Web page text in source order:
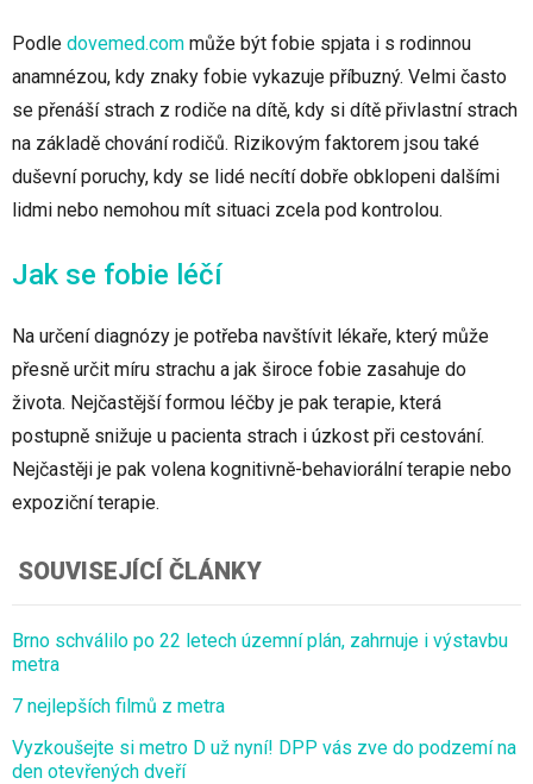
Podle dovemed.com může být fobie spjata i s rodinnou
anamnézou, kdy znaky fobie vykazuje příbuzný. Velmi často
se přenáší strach z rodiče na dítě, kdy si dítě přivlastní strach
na základě chování rodičů. Rizikovým faktorem jsou také
duševní poruchy, kdy se lidé necítí dobře obklopeni dalšími
lidmi nebo nemohou mít situaci zcela pod kontrolou.
Jak se fobie léčí
Na určení diagnózy je potřeba navštívit lékaře, který může
přesně určit míru strachu a jak široce fobie zasahuje do
života. Nejčastější formou léčby je pak terapie, která
postupně snižuje u pacienta strach i úzkost při cestování.
Nejčastěji je pak volena kognitivně-behaviorální terapie nebo
expoziční terapie.
SOUVISEJÍCÍ ČLÁNKY
Brno schválilo po 22 letech územní plán, zahrnuje i výstavbu
metra
7 nejlepších filmů z metra
Vyzkoušejte si metro D už nyní! DPP vás zve do podzemí na
den otevřených dveří